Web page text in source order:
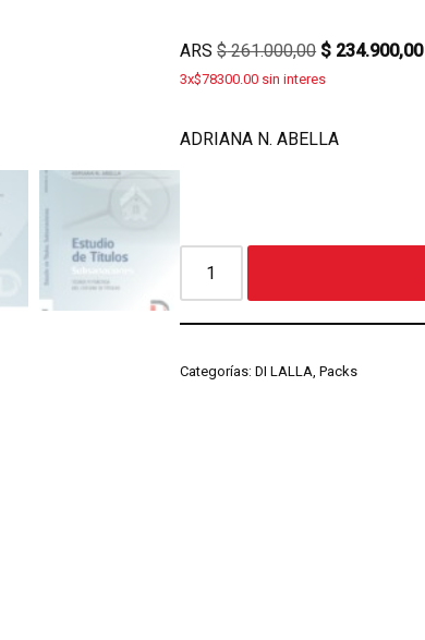
ARS$261.000,00 $ 234.900,00
3x$78300.00 sin interes
ADRIANA N. ABELLA
Categorías:DI LALLA,Packs